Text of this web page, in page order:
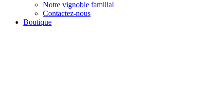
Notre vignoble familial
Contactez-nous
Boutique